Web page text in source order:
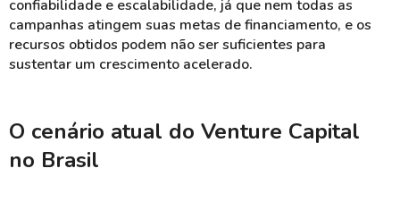
confiabilidade e escalabilidade, já que nem todas as
campanhas atingem suas metas de financiamento, e os
recursos obtidos podem não ser suficientes para
sustentar um crescimento acelerado.
O cenário atual do Venture Capital
no Brasil